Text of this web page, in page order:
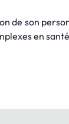
de son
en